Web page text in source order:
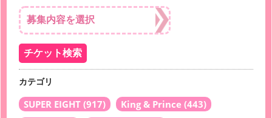
カテゴリ
SUPER EIGHT (917) King & Prince (443)